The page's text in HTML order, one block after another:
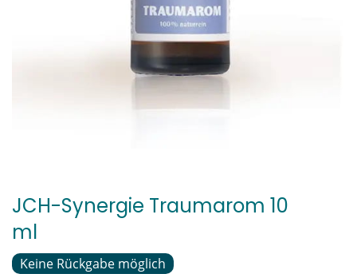
JCH-Synergie Traumarom 10
ml
Keine Rückgabe möglich